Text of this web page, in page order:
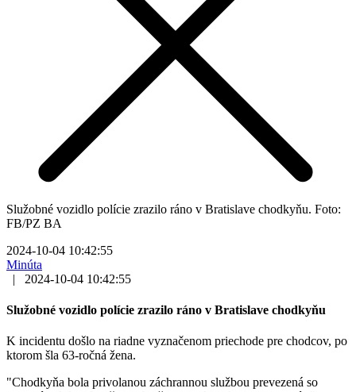
Služobné vozidlo polície zrazilo ráno v Bratislave chodkyňu. Foto:
FB/PZ BA
2024-10-04 10:42:55
Minúta
|
2024-10-04 10:42:55
Služobné vozidlo polície zrazilo ráno v Bratislave chodkyňu
K incidentu došlo na riadne vyznačenom priechode pre chodcov, po
ktorom šla 63-ročná žena.
"Chodkyňa bola privolanou záchrannou službou prevezená so